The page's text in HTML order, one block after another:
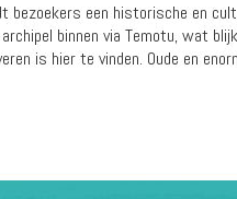
een historische en
binnen via Temotu, wat
is hier te vinden. Oude en